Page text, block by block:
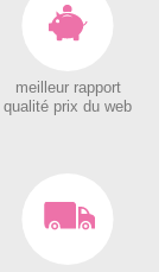
meilleur rapport
qualité prix du web